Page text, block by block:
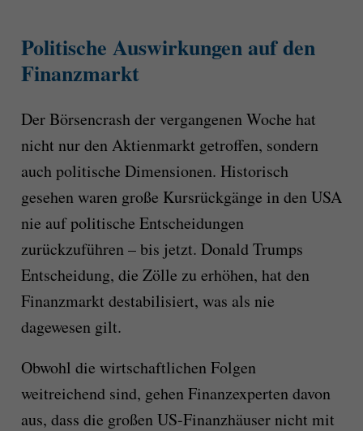
Politische Auswirkungen auf den
Finanzmarkt
Der Börsencrash der vergangenen Woche hat
nicht nur den Aktienmarkt getroffen, sondern
auch politische Dimensionen. Historisch
gesehen waren große Kursrückgänge in den USA
nie auf politische Entscheidungen
zurückzuführen – bis jetzt. Donald Trumps
Entscheidung, die Zölle zu erhöhen, hat den
Finanzmarkt destabilisiert, was als nie
dagewesen gilt.
Obwohl die wirtschaftlichen Folgen
weitreichend sind, gehen Finanzexperten davon
aus, dass die großen US-Finanzhäuser nicht mit